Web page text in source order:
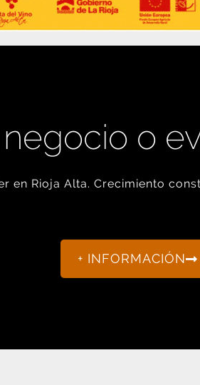
o
en Rioja Alta. Crecimiento
+ INFORMACIÓN